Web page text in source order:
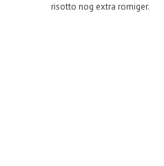
risotto nog extra romiger.